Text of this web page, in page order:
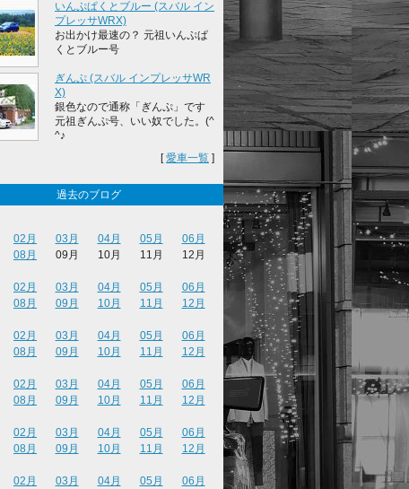
いんぷぱくとブルー (スバル イン
プレッサWRX)
お出かけ最速の？ 元祖いんぷぱ
くとブルー号
ぎんぷ (スバル インプレッサWR
X)
銀色なので通称「ぎんぷ」です
元祖ぎんぷ号、いい奴でした。(^
^♪
[愛車一覧 ]
過去のブログ
02月 03月 04月 05月
06月
08月 09月 10月 11月
12月
02月 03月 04月 05月
06月
08月 09月 10月 11月
12月
02月 03月 04月 05月
06月
08月 09月 10月 11月
12月
02月 03月 04月 05月
06月
08月 09月 10月 11月
12月
02月 03月 04月 05月
06月
08月 09月 10月 11月
12月
02月 03月 04月 05月
06月